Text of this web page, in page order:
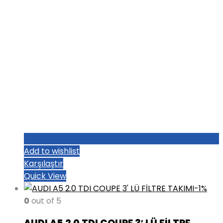
Add to wishlist
Karşılaştır
Quick View
-1%
0 out of 5